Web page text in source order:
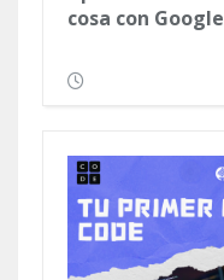
cosa con Google